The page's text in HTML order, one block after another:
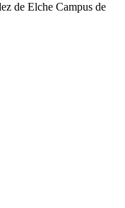
de Elche Campus de